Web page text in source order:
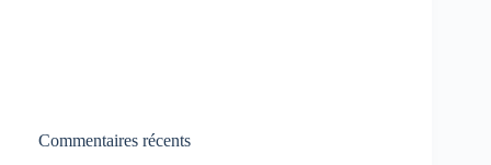
Commentaires récents